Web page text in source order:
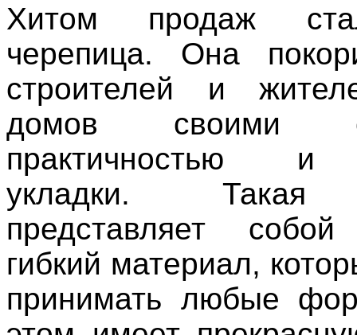
Хитом продаж
черепица. Она
строителей и
домов своими
практичностью и
укладки. Такая
представляет
гибкий материал,
принимать любые